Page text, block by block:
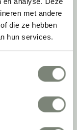
met andere
die ze hebben
hun services.
expert op het gebied
klanten te
doen we niet alleen
werkomgevingen een
ook door keer op